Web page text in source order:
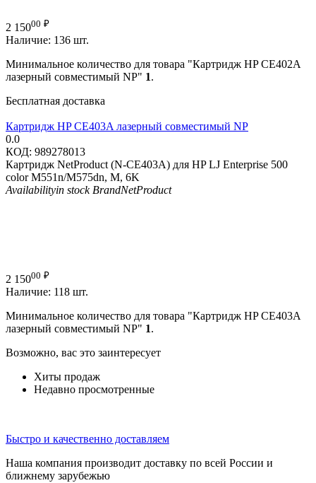
2 15000 ₽
Наличие: 136 шт.
Минимальное количество для товара "Картридж HP CE402A
лазерный совместимый NP" 1.
Бесплатная доставка
Картридж HP CE403A лазерный совместимый NP
0.0
КОД: 989278013
Картридж NetProduct (N-CE403A) для HP LJ Enterprise 500
color M551n/M575dn, M, 6K
Availabilityin stock BrandNetProduct
2 15000 ₽
Наличие: 118 шт.
Минимальное количество для товара "Картридж HP CE403A
лазерный совместимый NP" 1.
Возможно, вас это заинтересует
Хиты продаж
Недавно просмотренные
Быстро и качественно доставляем
Наша компания производит доставку по всей России и
ближнему зарубежью